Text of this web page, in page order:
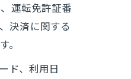
運転免許証番
決済に関する
ド、利用日